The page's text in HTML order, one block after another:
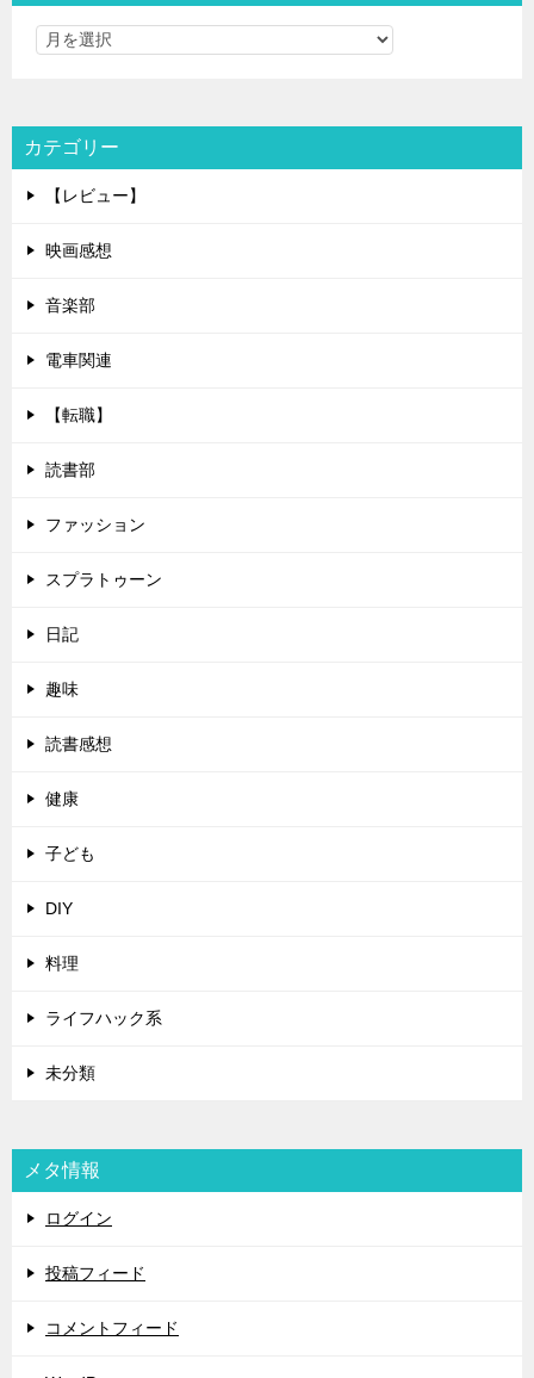
カテゴリー
【レビュー】
映画感想
音楽部
電車関連
【転職】
読書部
ファッション
スプラトゥーン
日記
趣味
読書感想
健康
子ども
DIY
料理
ライフハック系
未分類
メタ情報
ログイン
投稿フィード
コメントフィード